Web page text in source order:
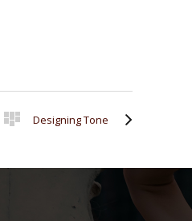
Designing Tone